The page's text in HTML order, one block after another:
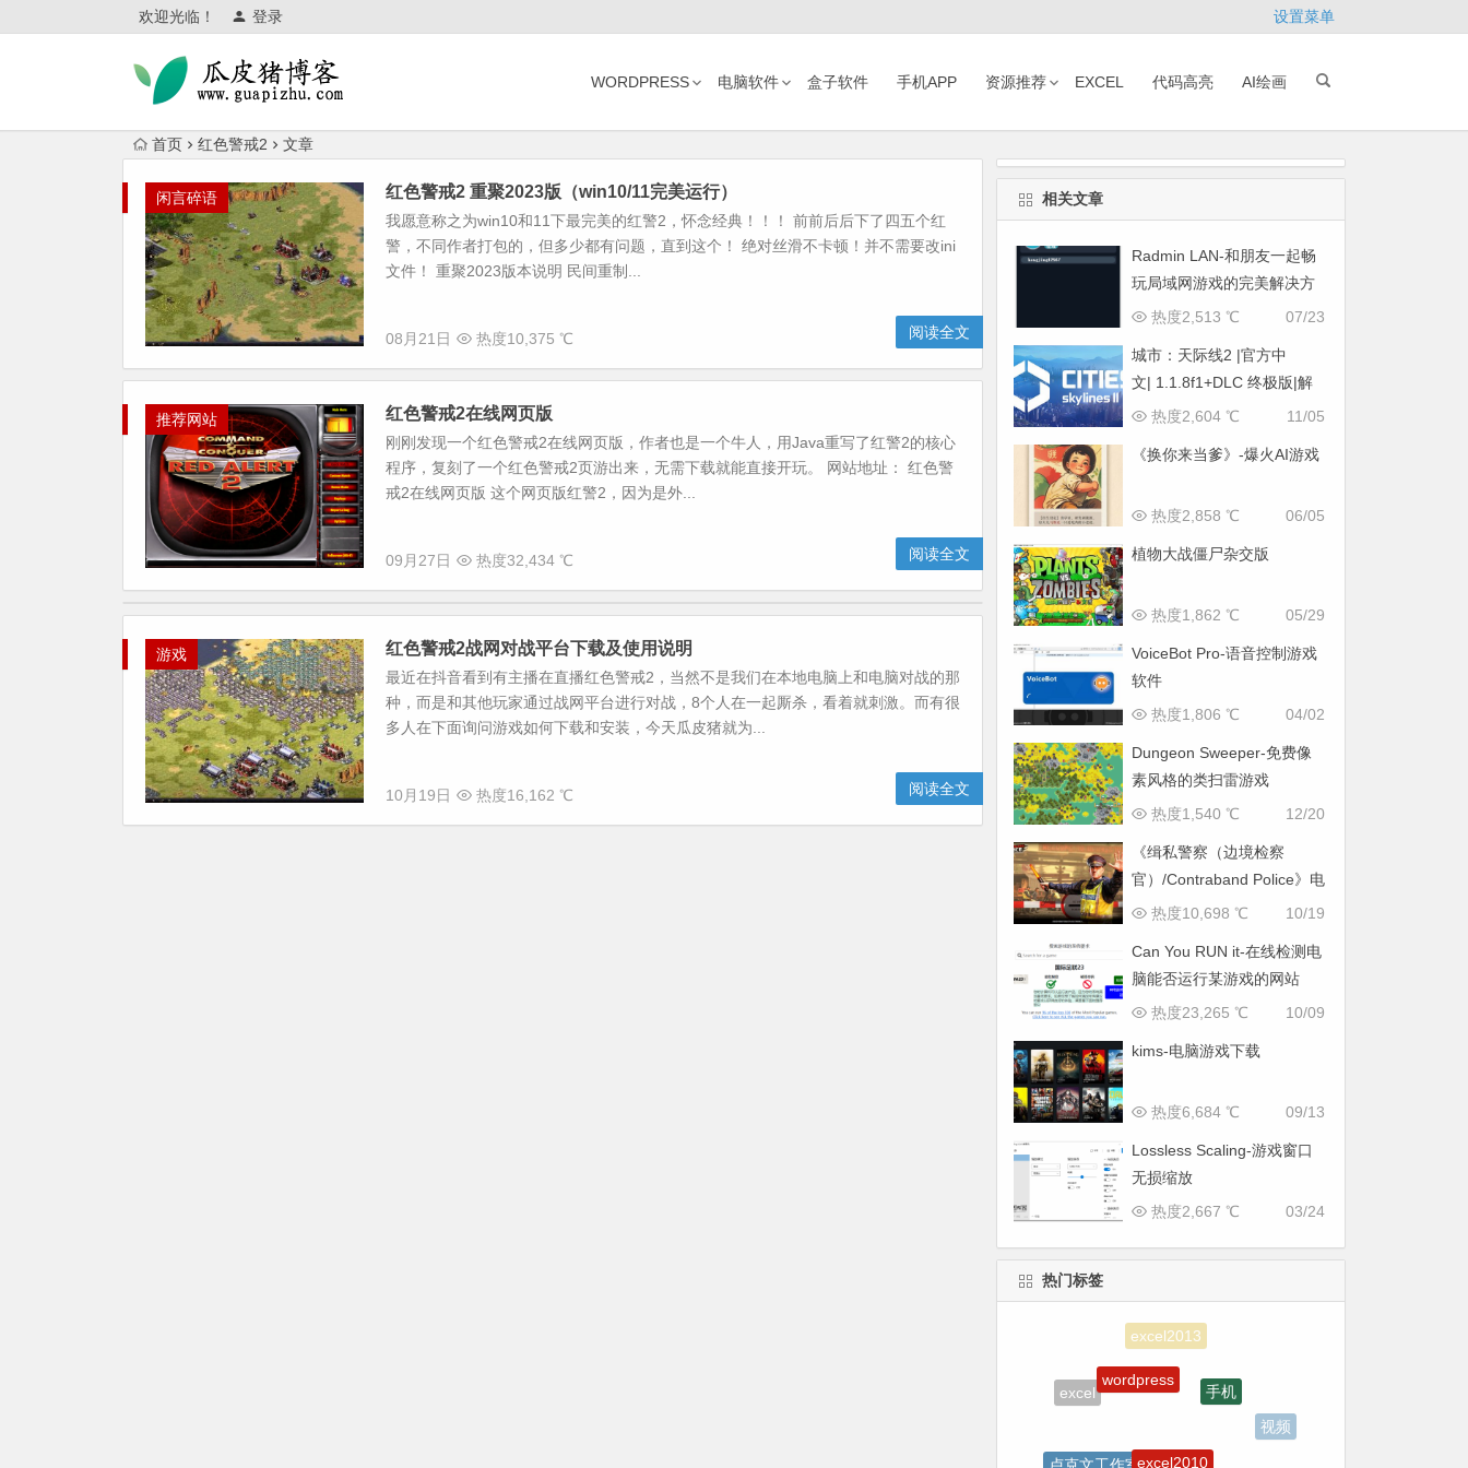
欢迎光临！ 登录 设置菜单
WORDPRESS 电脑软件 盒子软件 手机APP 资源推荐 EXCEL 代码高亮 AI绘画
首页 红色警戒2 文章
闲言碎语 红色警戒2 重聚2023版（win10/11完美运行）
我愿意称之为win10和11下最完美的红警2，怀念经典！！！ 前前后后下了四五个红
警，不同作者打包的，但多少都有问题，直到这个！ 绝对丝滑不卡顿！并不需要改ini
文件！ 重聚2023版本说明 民间重制...
08月21日 热度10,375 ℃ 阅读全文
推荐网站 红色警戒2在线网页版
刚刚发现一个红色警戒2在线网页版，作者也是一个牛人，用Java重写了红警2的核心
程序，复刻了一个红色警戒2页游出来，无需下载就能直接开玩。 网站地址： 红色警
戒2在线网页版 这个网页版红警2，因为是外...
09月27日 热度32,434 ℃ 阅读全文
游戏 红色警戒2战网对战平台下载及使用说明
最近在抖音看到有主播在直播红色警戒2，当然不是我们在本地电脑上和电脑对战的那
种，而是和其他玩家通过战网平台进行对战，8个人在一起厮杀，看着就刺激。而有很
多人在下面询问游戏如何下载和安装，今天瓜皮猪就为...
10月19日 热度16,162 ℃ 阅读全文
相关文章
Radmin LAN-和朋友一起畅
玩局域网游戏的完美解决方
案
07/23
热度2,513 ℃
城市：天际线2 |官方中
文| 1.1.8f1+DLC 终极版|解
压即撸|
11/05
热度2,604 ℃
《换你来当爹》-爆火AI游戏
06/05
热度2,858 ℃
植物大战僵尸杂交版
05/29
热度1,862 ℃
VoiceBot Pro-语音控制游戏
软件
04/02
热度1,806 ℃
Dungeon Sweeper-免费像
素风格的类扫雷游戏
12/20
热度1,540 ℃
《缉私警察（边境检察
官）/Contraband Police》电
脑中文版
10/19
热度10,698 ℃
Can You RUN it-在线检测电
脑能否运行某游戏的网站
10/09
热度23,265 ℃
kims-电脑游戏下载
09/13
热度6,684 ℃
Lossless Scaling-游戏窗口
无损缩放
03/24
热度2,667 ℃
热门标签
excel
wordpress
手机
视频
卢克文工作室